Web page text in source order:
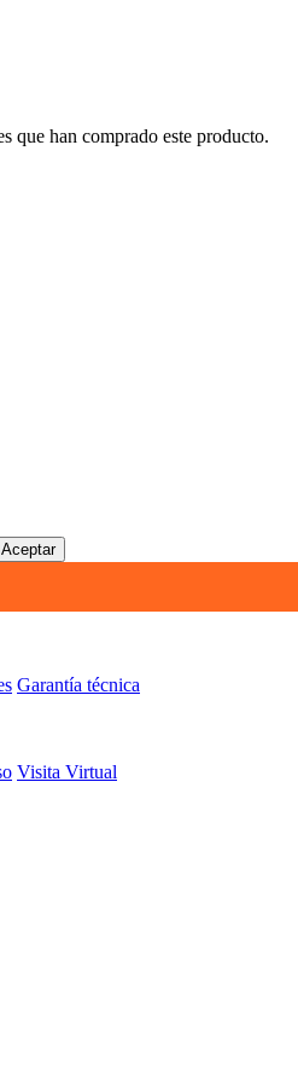
que han comprado este producto.
Aceptar
Garantía técnica
Visita Virtual